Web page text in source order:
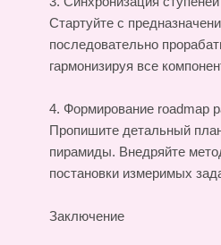
Стартуйте с
последовательно
гармонизируя все
4. Формирование roadmap
Пропишите детальный
пирамиды. Внедряйте
постановки измеримых
Заключение